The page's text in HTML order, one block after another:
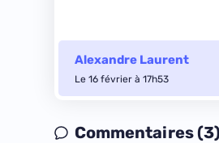
Alexandre Laurent
Le 16 février à 17h53
Commentaires (3)